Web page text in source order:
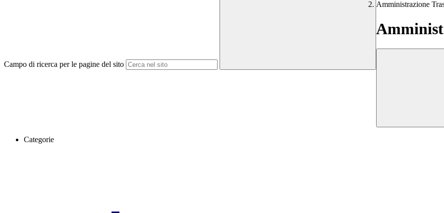
Campo di ricerca per le pagine del sito
Amministrazione
Categorie